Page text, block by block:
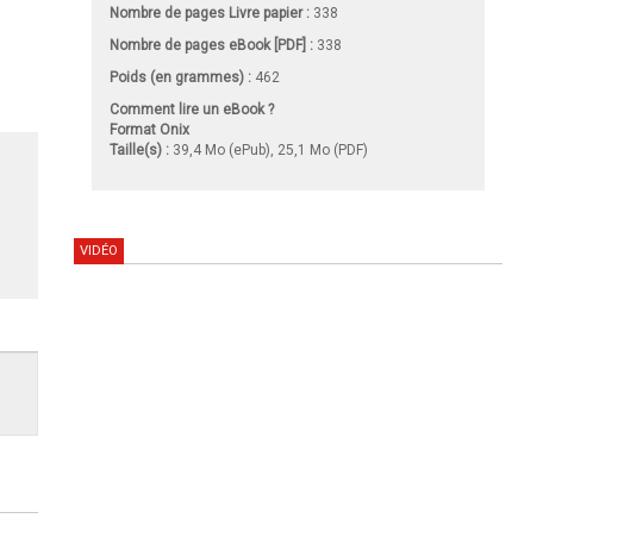
Nombre de pages Livre papier: 338
Nombre de pages eBook [PDF] : 338
Poids (en grammes) : 462
Comment lire un eBook ?
Format Onix
Taille(s) : 39,4 Mo (ePub), 25,1 Mo (PDF)
VIDÉO